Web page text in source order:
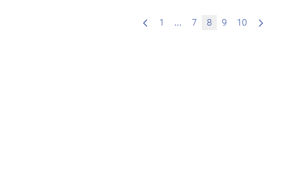
1 ... Zwischenseiten Navigieren
7 8 9 10